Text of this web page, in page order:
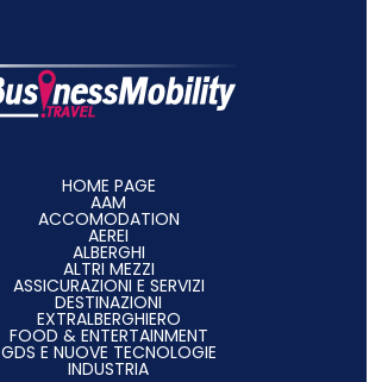
HOME PAGE
AAM
ACCOMODATION
AEREI
ALBERGHI
ALTRI MEZZI
ASSICURAZIONI E SERVIZI
DESTINAZIONI
EXTRALBERGHIERO
FOOD & ENTERTAINMENT
GDS E NUOVE TECNOLOGIE
INDUSTRIA